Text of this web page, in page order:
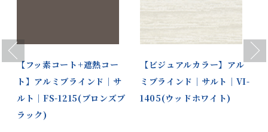
Previous
【フッ素コート+遮熱コー
ト】アルミブラインド｜サ
ルト｜FS-1215(ブロンズブ
ラック)
【ビジュアルカラー】アル
ミブラインド｜サルト｜VI-
1405(ウッドホワイト)
Next